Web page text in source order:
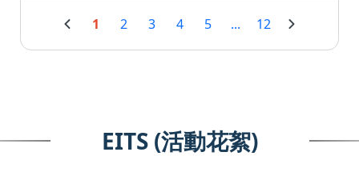
1 2 3 4 5 ... 12
EITS (活動花絮)